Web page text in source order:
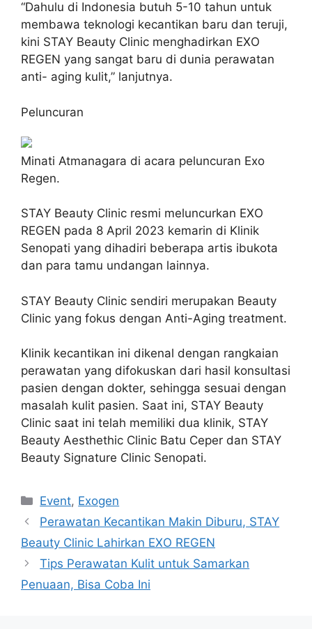
“Dahulu di Indonesia butuh 5-10 tahun untuk
membawa teknologi kecantikan baru dan teruji,
kini STAY Beauty Clinic menghadirkan EXO
REGEN yang sangat baru di dunia perawatan
anti- aging kulit,” lanjutnya.
Peluncuran
Minati Atmanagara di acara peluncuran Exo
Regen.
STAY Beauty Clinic resmi meluncurkan EXO
REGEN pada 8 April 2023 kemarin di Klinik
Senopati yang dihadiri beberapa artis ibukota
dan para tamu undangan lainnya.
STAY Beauty Clinic sendiri merupakan Beauty
Clinic yang fokus dengan Anti-Aging treatment.
Klinik kecantikan ini dikenal dengan rangkaian
perawatan yang difokuskan dari hasil konsultasi
pasien dengan dokter, sehingga sesuai dengan
masalah kulit pasien. Saat ini, STAY Beauty
Clinic saat ini telah memiliki dua klinik, STAY
Beauty Aesthethic Clinic Batu Ceper dan STAY
Beauty Signature Clinic Senopati.
Event, Exogen
Perawatan Kecantikan Makin Diburu, STAY
Beauty Clinic Lahirkan EXO REGEN
Tips Perawatan Kulit untuk Samarkan
Penuaan, Bisa Coba Ini